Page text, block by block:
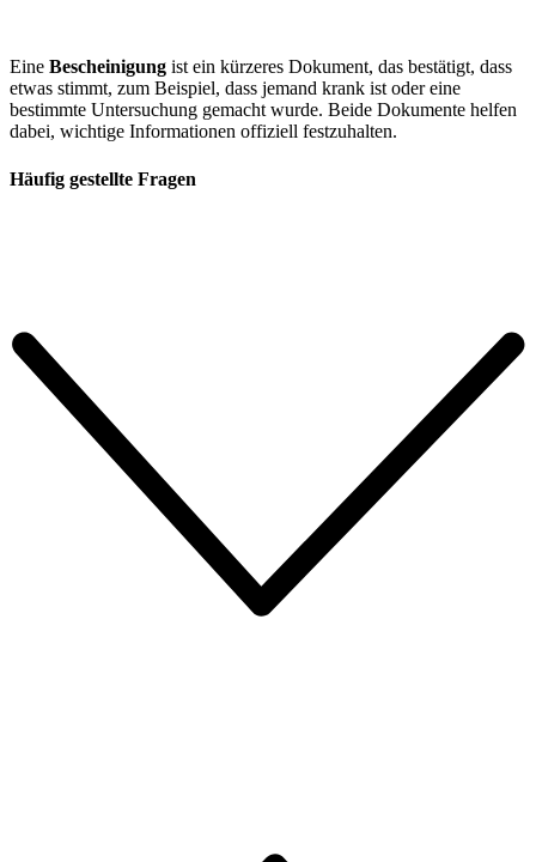
Eine Bescheinigung ist ein kürzeres Dokument, das bestätigt, dass
etwas stimmt, zum Beispiel, dass jemand krank ist oder eine
bestimmte Untersuchung gemacht wurde. Beide Dokumente helfen
dabei, wichtige Informationen offiziell festzuhalten.
Häufig gestellte Fragen